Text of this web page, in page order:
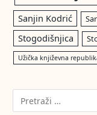
Sanjin Kodrić
Stogodišnjica
Užička književna